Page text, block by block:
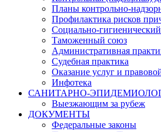
Планы контрольно-
Профилактика рисков
Социально-
Таможенный союз
Административная
Судебная практика
Оказание услуг и
Инфотека
САНИТАРНО-
Выезжающим за рубеж
ДОКУМЕНТЫ
Федеральные законы